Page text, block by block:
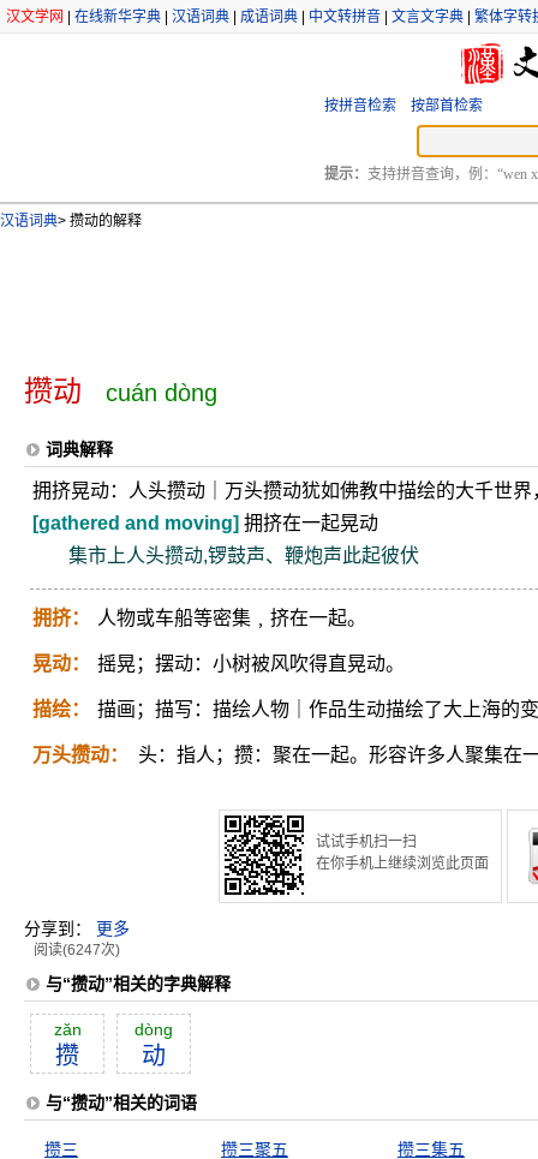
汉文学网 在线新华字典 汉语词典 成语词典 中文转拼音 文言文字典 繁体字转
按拼音检索 按部首检索
提示： 支持拼音查询，例：“wen
汉语词典> 攒动的解释
攒动 cuán dòng
词典解释
拥挤晃动：人头攒动｜万头攒动犹如佛教中描绘的大千世界
[gathered and moving] 拥挤在一起晃动
集市上人头攒动,锣鼓声、鞭炮声此起彼伏
拥挤： 人物或车船等密集﹐挤在一起。
晃动： 摇晃；摆动：小树被风吹得直晃动。
描绘： 描画；描写：描绘人物｜作品生动描绘了大上海的
万头攒动： 头：指人；攒：聚在一起。形容许多人聚集在
试试手机扫一扫
在你手机上继续浏览此页面
分享到： 更多
阅读(6247次)
与“攒动”相关的字典解释
zăn
攒
dòng
动
与“攒动”相关的词语
攒三 攒三聚五
攒三集五